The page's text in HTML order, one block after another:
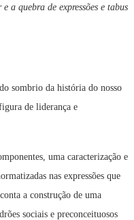
quebra de expressões e tabus
sombrio da história do nosso
de liderança e
uma caracterização e
nas expressões que
a construção de uma
sociais e preconceituosos